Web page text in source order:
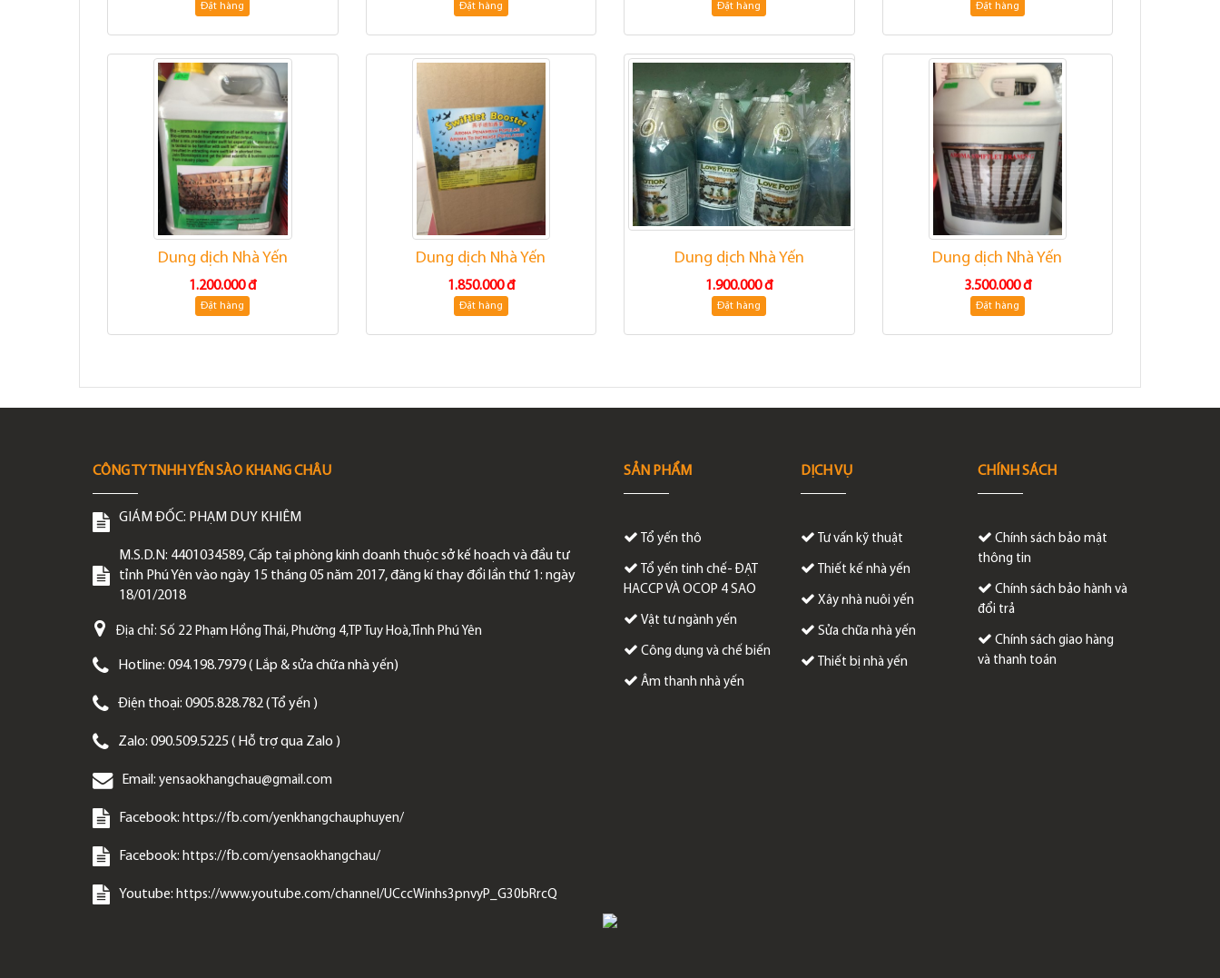
Đặt hàng Đặt hàng Đặt hàng Đặt hàng
Dung dịch Nhà Yến
1.200.000 đ
Đặt hàng
Dung dịch Nhà Yến
1.850.000 đ
Đặt hàng
Dung dịch Nhà Yến
1.900.000 đ
Đặt hàng
Dung dịch Nhà Yến
3.500.000 đ
Đặt hàng
CÔNG TY TNHH YẾN SÀO KHANG CHÂU
GIÁM ĐỐC: PHẠM DUY KHIÊM
M.S.D.N: 4401034589, Cấp tại phòng kinh doanh thuộc sở kế hoạch và đầu tư
tỉnh Phú Yên vào ngày 15 tháng 05 năm 2017, đăng kí thay đổi lần thứ 1: ngày
18/01/2018
Địa chỉ: Số 22 Phạm Hồng Thái, Phường 4,TP Tuy Hoà,Tỉnh Phú Yên
Hotline: 094.198.7979 ( Lắp & sửa chữa nhà yến)
Điện thoại: 0905.828.782 ( Tổ yến )
Zalo: 090.509.5225 ( Hỗ trợ qua Zalo )
Email: yensaokhangchau@gmail.com
Facebook: https://fb.com/yenkhangchauphuyen/
Facebook: https://fb.com/yensaokhangchau/
Youtube: https://www.youtube.com/channel/UCccWinhs3pnvyP_G30bRrcQ
SẢN PHẨM
Tổ yến thô
Tổ yến tinh chế- ĐẠT
HACCP VÀ OCOP 4 SAO
Vật tư ngành yến
Công dụng và chế biến
Âm thanh nhà yến
DỊCH VỤ
Tư vấn kỹ thuật
Thiết kế nhà yến
Xây nhà nuôi yến
Sửa chữa nhà yến
Thiết bị nhà yến
CHÍNH SÁCH
Chính sách bảo mật
thông tin
Chính sách bảo hành và
đổi trả
Chính sách giao hàng
và thanh toán